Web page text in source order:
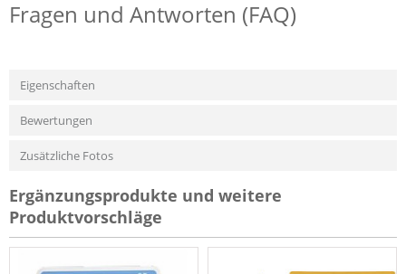
Fragen und Antworten (FAQ)
Eigenschaften
Bewertungen
Zusätzliche Fotos
Ergänzungsprodukte und weitere
Produktvorschläge